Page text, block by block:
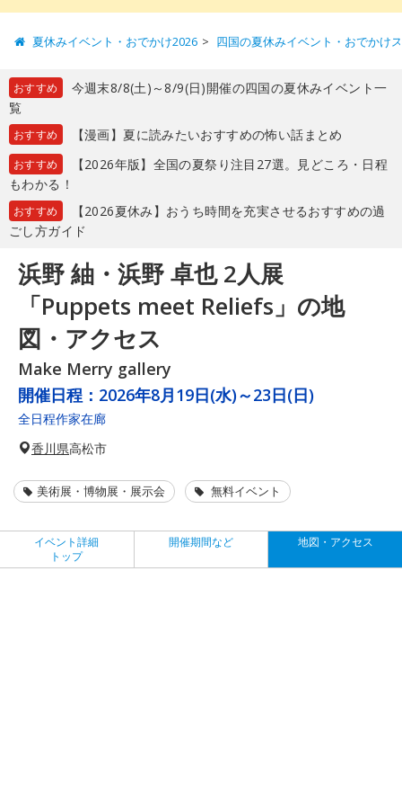
夏休みイベント・おでかけ2026 四国の夏休みイベント・おでかけ
おすすめ
今週末8/8(土)～8/9(日)開催の四国の夏休みイベント一
覧
おすすめ 【漫画】夏に読みたいおすすめの怖い話まとめ
おすすめ
【2026年版】全国の夏祭り注目27選。見どころ・日程
もわかる！
おすすめ
【2026夏休み】おうち時間を充実させるおすすめの過
ごし方ガイド
浜野 紬・浜野 卓也 2人展
「Puppets meet Reliefs」の地
図・アクセス
Make Merry gallery
開催日程： 2026年8月19日(水)～23日(日)
全日程作家在廊
香川県高松市
美術展・博物展・展示会 無料イベント
イベント詳細
トップ
開催期間など 地図・アクセス